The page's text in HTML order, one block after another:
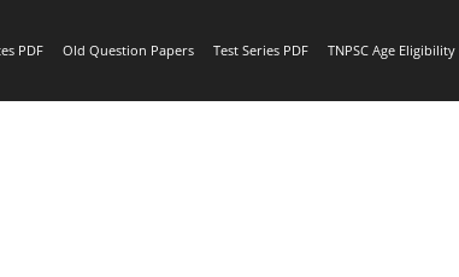
PDF Old Question Papers Test Series PDF TNPSC Age